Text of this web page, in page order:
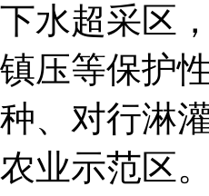
下水超采区
镇压等保护
种、对行淋
农业示范区